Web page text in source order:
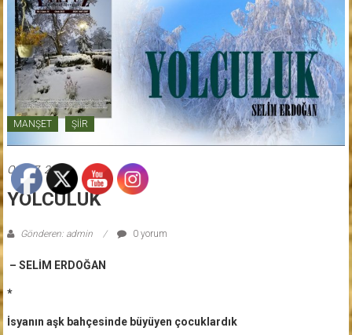
En
Etkili
Edebiyat
Dergisi
MANŞET ŞİİR
Ocak 7, 2022
YOLCULUK
Gönderen: admin 0 yorum
– SELİM ERDOĞAN
*
İsyanın aşk bahçesinde büyüyen çocuklardık